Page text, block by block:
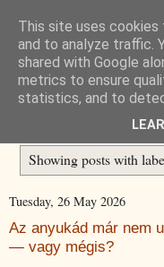
Havidíjas
Komplex
Showing posts with
Tuesday, 26 May 2026
Az anyukád már nem
— vagy mégis?
This site uses
and to analyze traffic.
shared with Google
metrics to ensure
statistics, and to